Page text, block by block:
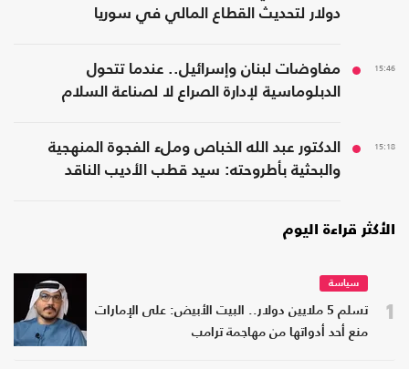
دولار لتحديث القطاع المالي في سوريا
15:46
مفاوضات لبنان وإسرائيل.. عندما تتحول
الدبلوماسية لإدارة الصراع لا لصناعة السلام
15:18
الدكتور عبد الله الخباص وملء الفجوة المنهجية
والبحثية بأطروحته: سيد قطب الأديب الناقد
الأكثر قراءة اليوم
1
سياسة
تسلم 5 ملايين دولار.. البيت الأبيض: على الإمارات
منع أحد أدواتها من مهاجمة ترامب